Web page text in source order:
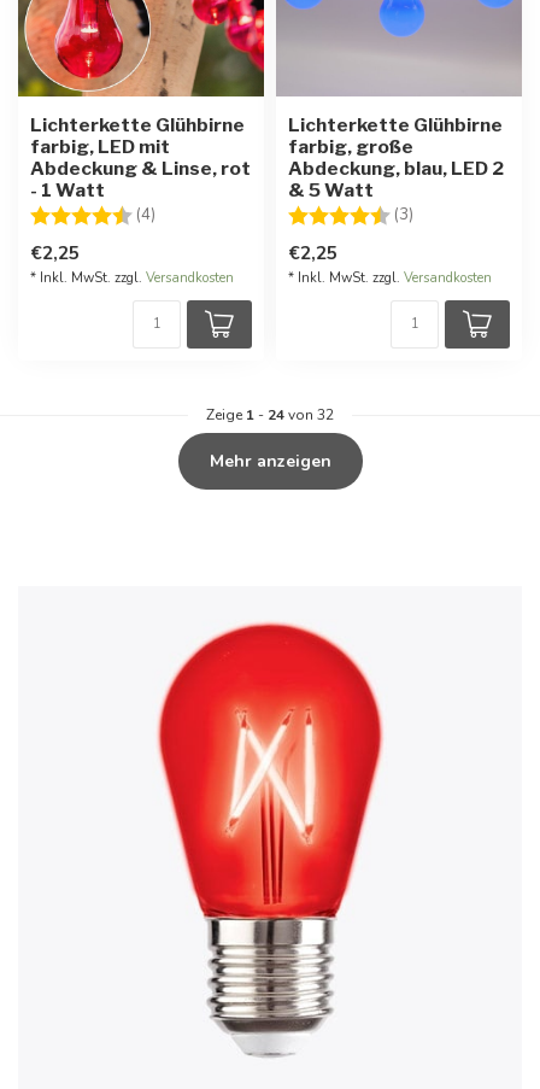
Lichterkette Glühbirne
farbig, LED mit
Abdeckung & Linse, rot
- 1 Watt
Bewertung:
(4) 4.8 von 5 Sternen
€2,25
* Inkl. MwSt. zzgl. Versandkosten
Lichterkette Glühbirne
farbig, große
Abdeckung, blau, LED 2
& 5 Watt
Bewertung:
(3)
€2,25
* Inkl. MwSt. zzgl. Versandkosten
Zeige 1 - 24von 32
Mehr anzeigen